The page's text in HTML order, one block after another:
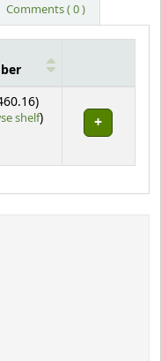
Comments ( 0 )
shelf(Opens below)
)